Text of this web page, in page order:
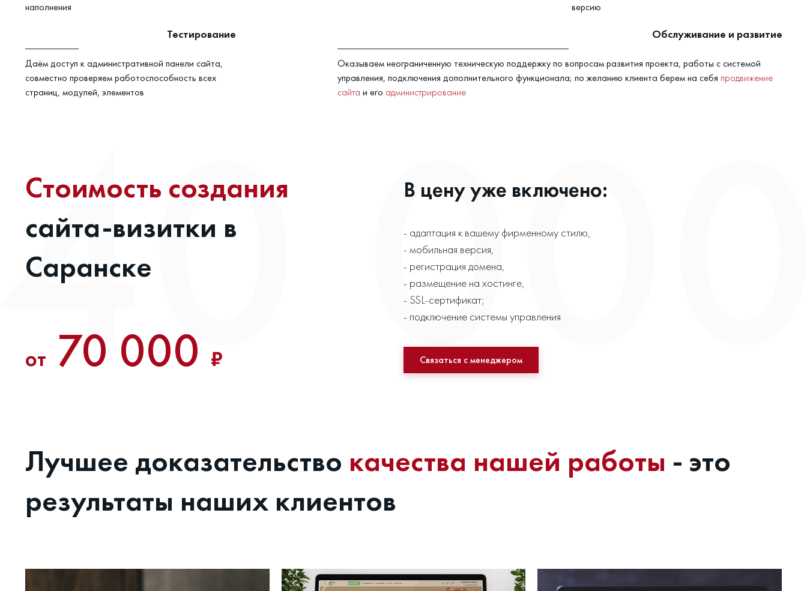
наполнения
версию
Тестирование
Даём доступ к административной панели сайта,
совместно проверяем работоспособность всех
страниц, модулей, элементов
Обслуживание и развитие
Оказываем неограниченную техническую поддержку по вопросам развития проекта, работы с системой
управления, подключения дополнительного функционала; по желанию клиента берем на себя продвижение
сайта и его администрирование
Стоимость создания
сайта-визитки в
Саранске
от 70 000 ₽
В цену уже включено:
- адаптация к вашему фирменному стилю,
- мобильная версия,
- регистрация домена,
- размещение на хостинге,
- SSL-сертификат;
- подключение системы управления
Связаться с менеджером
Лучшее доказательство качества нашей работы - это
результаты наших клиентов